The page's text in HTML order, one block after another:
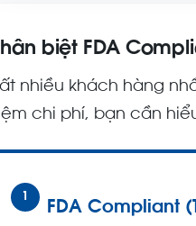
biệt FDA
nhiều khách hàng
chi phí, bạn cần
1
FDA Compliant